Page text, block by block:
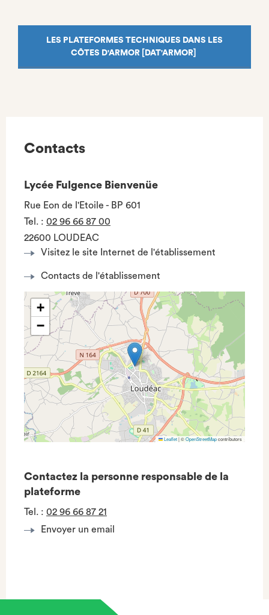
LES PLATEFORMES TECHNIQUES DANS LES
CÔTES D'ARMOR [DAT'ARMOR]
Contacts
Lycée Fulgence Bienvenüe
Rue Eon de l'Etoile - BP 601
Tel. : 02 96 66 87 00
22600 LOUDEAC
Visitez le site Internet de l'établissement
Contacts de l'établissement
+
−
Leaflet|©OpenStreetMapcontributors
Contactez la personne responsable de la
plateforme
Tel. : 02 96 66 87 21
Envoyer un email